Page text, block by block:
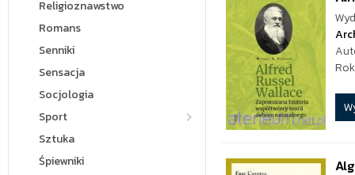
Religioznawstwo
Romans
Senniki
Sensacja
Socjologia
Sport
Sztuka
Śpiewniki